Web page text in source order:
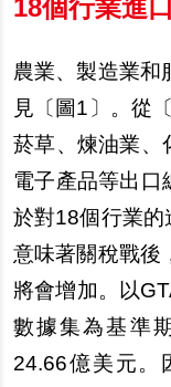
18個行業進
農業、製造業和
見〔圖1 〕。從
菸草、煉油業、
電子產品等出口
於對18個行業的
意味著關稅戰後
將會增加。以
數據集為基準
24.66億美元。